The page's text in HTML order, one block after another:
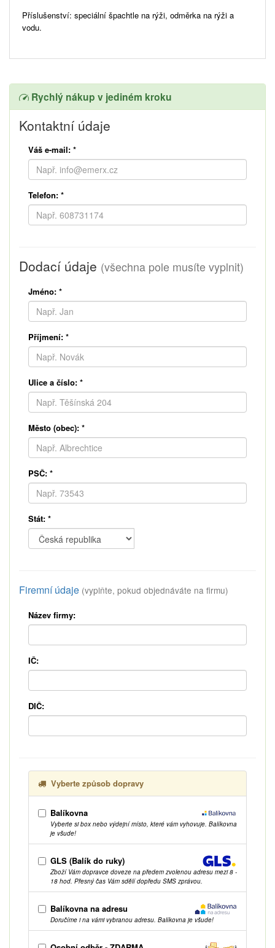
Příslušenství: speciální špachtle na rýži, odměrka na rýži a
vodu.
Rychlý nákup v jediném kroku
Kontaktní údaje
Váš e-mail: *
Telefon: *
Dodací údaje (všechna pole musíte vyplnit)
Jméno: *
Příjmení: *
Ulice a číslo: *
Město (obec): *
PSČ: *
Stát: *
Firemní údaje (vyplňte, pokud objednáváte na firmu)
Název firmy:
IČ:
DIČ:
Vyberte způsob dopravy
Balíkovna
Vyberte si box nebo výdejní místo, které vám vyhovuje. Balíkovna
je všude!
GLS (Balík do ruky)
Zboží Vám dopravce doveze na předem zvolenou adresu mezi 8 -
18 hod. Přesný čas Vám sdělí dopředu SMS zprávou.
Balíkovna na adresu
Doručíme i na vámi vybranou adresu. Balíkovna je všude!